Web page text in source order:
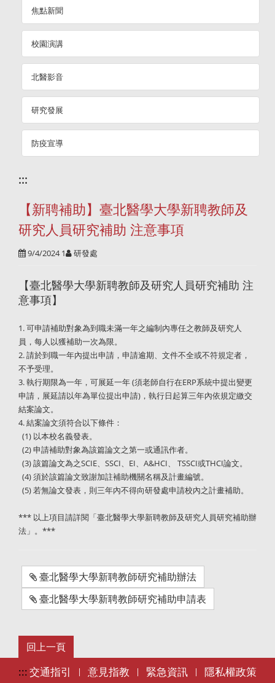
焦點新聞
校園演講
北醫影音
研究發展
防疫宣導
:::
【新聘補助】臺北醫學大學新聘教師及
研究人員研究補助 注意事項
9/4/2024 1 研發處
【臺北醫學大學新聘教師及研究人員研究補助 注
意事項】
1. 可申請補助對象為到職未滿一年之編制內專任之教師及研究人
員，每人以獲補助一次為限。
2. 請於到職一年內提出申請，申請逾期、文件不全或不符規定者，
不予受理。
3. 執行期限為一年，可展延一年 (須老師自行在ERP系統中提出變更
申請，展延請以年為單位提出申請)，執行日起算三年內依規定繳交
結案論文。
4. 結案論文須符合以下條件：
(1) 以本校名義發表。
(2) 申請補助對象為該篇論文之第一或通訊作者。
(3) 該篇論文為之SCIE、SSCI、EI、A&HCI、 TSSCI或THCI論文。
(4) 須於該篇論文致謝加註補助機關名稱及計畫編號。
(5) 若無論文發表，則三年內不得向研發處申請校內之計畫補助。
*** 以上項目請詳閱「臺北醫學大學新聘教師及研究人員研究補助辦
法」。***
臺北醫學大學新聘教師研究補助辦法
臺北醫學大學新聘教師研究補助申請表
:::交通指引 | 意見指教 | 緊急資訊 | 隱私權政策